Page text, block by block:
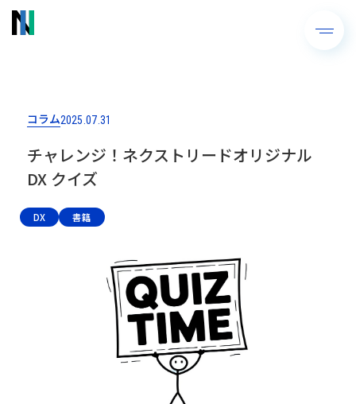
コラム2025.07.31
チャレンジ！ネクストリードオリジナル
DX クイズ
DX 書籍